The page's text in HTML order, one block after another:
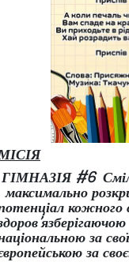
ГІМНАЗІЯ #6
кожного
’
за
за